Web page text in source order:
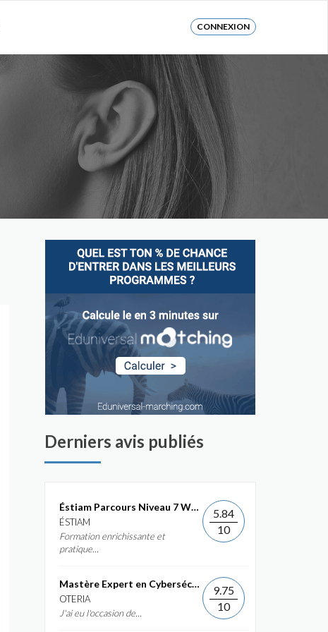
CONNEXION
Derniers avis publiés
Éstiam Parcours Niveau 7 Web &...
ÉSTIAM
Formation enrichissante et
pratique...
5.84
10
Mastère Expert en Cybersécurité
OTERIA
J'ai eu l'occasion de...
9.75
10